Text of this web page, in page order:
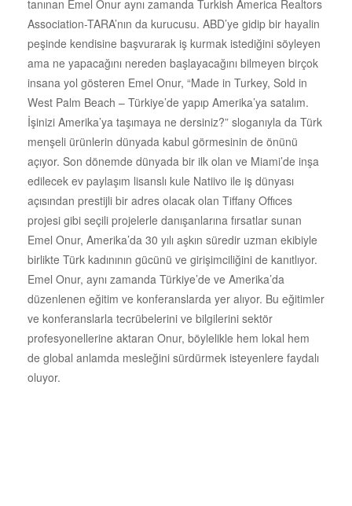
tanınan Emel Onur aynı zamanda Turkish America Realtors
Association-TARA’nın da kurucusu. ABD’ye gidip bir hayalin
peşinde kendisine başvurarak iş kurmak istediğini söyleyen
ama ne yapacağını nereden başlayacağını bilmeyen birçok
insana yol gösteren Emel Onur, “Made in Turkey, Sold in
West Palm Beach – Türkiye’de yapıp Amerika’ya satalım.
İşinizi Amerika’ya taşımaya ne dersiniz?” sloganıyla da Türk
menşeli ürünlerin dünyada kabul görmesinin de önünü
açıyor. Son dönemde dünyada bir ilk olan ve Miami’de inşa
edilecek ev paylaşım lisanslı kule Natiivo ile iş dünyası
açısından prestijli bir adres olacak olan Tiffany Offıces
projesi gibi seçili projelerle danışanlarına fırsatlar sunan
Emel Onur, Amerika’da 30 yılı aşkın süredir uzman ekibiyle
birlikte Türk kadınının gücünü ve girişimciliğini de kanıtlıyor.
Emel Onur, aynı zamanda Türkiye’de ve Amerika’da
düzenlenen eğitim ve konferanslarda yer alıyor. Bu eğitimler
ve konferanslarla tecrübelerini ve bilgilerini sektör
profesyonellerine aktaran Onur, böylelikle hem lokal hem
de global anlamda mesleğini sürdürmek isteyenlere faydalı
oluyor.